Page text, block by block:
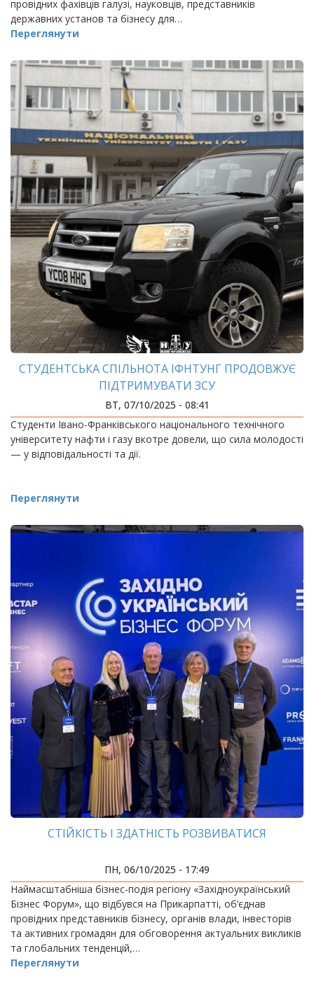
провідних фахівців галузі, науковців, представників
державних установ та бізнесу для…
Переглянути
СТУДЕНТСЬКА СПІЛЬНОТА ІФНТУНГ ПРОДОВЖУЄ
ПІДТРИМУВАТИ ЗСУ
ВТ, 07/10/2025 - 08:41
Студенти Івано-Франківського національного технічного
університету нафти і газу вкотре довели, що сила молодості
— у відповідальності та дії.
Переглянути
СТІЙКІСТЬ І ЗДАТНІСТЬ РОЗВИВАТИСЯ
ПН, 06/10/2025 - 17:49
Наймасштабніша бізнес-подія регіону «Західноукраїнський
Бізнес Форум», що відбувся на Прикарпатті, об’єднав
провідних представників бізнесу, органів влади, інвесторів
та активних громадян для обговорення актуальних викликів
та глобальних тенденцій,…
Переглянути